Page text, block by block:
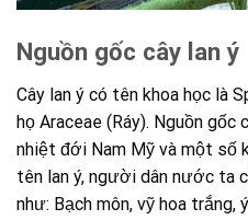
Nguồn gốc cây lan ý
Cây lan ý có tên khoa học là
họ Araceae (Ráy). Nguồn gốc
nhiệt đới Nam Mỹ và một số
tên lan ý, người dân nước ta
như: Bạch môn, vỹ hoa trắng,